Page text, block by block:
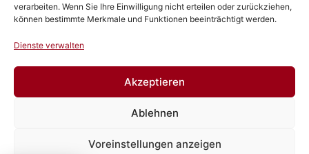
verarbeiten. Wenn Sie Ihre Einwilligung nicht erteilen oder zurückziehen,
können bestimmte Merkmale und Funktionen beeinträchtigt werden.
Dienste verwalten
Akzeptieren
Ablehnen
Voreinstellungen anzeigen
Impressum|Datenschutz|Cookie Richtline (EU)|AGB
& Widerrufsbelehrung
Vertrag widerrufen